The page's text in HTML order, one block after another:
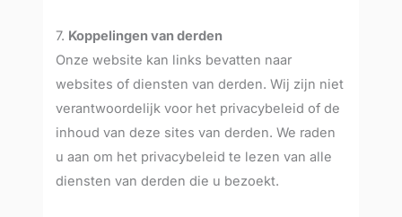
7. Koppelingen van derden
Onze website kan links bevatten naar
websites of diensten van derden. Wij zijn niet
verantwoordelijk voor het privacybeleid of de
inhoud van deze sites van derden. We raden
u aan om het privacybeleid te lezen van alle
diensten van derden die u bezoekt.